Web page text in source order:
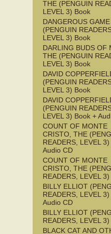
THE (PENGUIN
LEVEL 3) Book
DANGEROUS GAME
(PENGUIN
LEVEL 3) Book
DARLING BUDS OF
THE (PENGUIN
LEVEL 3) Book
DAVID
(PENGUIN
LEVEL 3) Book
DAVID
(PENGUIN
LEVEL 3) Book +
COUNT OF MONTE
CRISTO, THE
READERS, LEVEL
Audio CD
COUNT OF MONTE
CRISTO, THE
READERS, LEVEL
BILLY ELLIOT
READERS, LEVEL
Audio CD
BILLY ELLIOT
READERS, LEVEL
BLACK CAT AND